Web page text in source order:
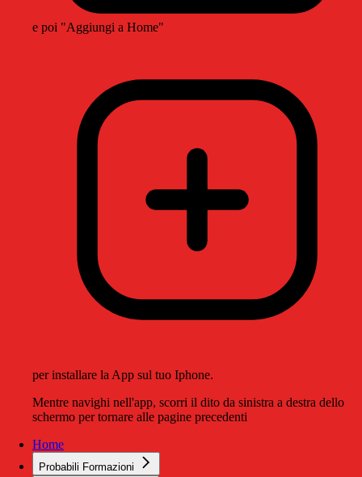
e poi "Aggiungi a Home"
per installare la App sul tuo Iphone.
Mentre navighi nell'app, scorri il dito da sinistra a destra dello
schermo per tornare alle pagine precedenti
Home
Probabili Formazioni